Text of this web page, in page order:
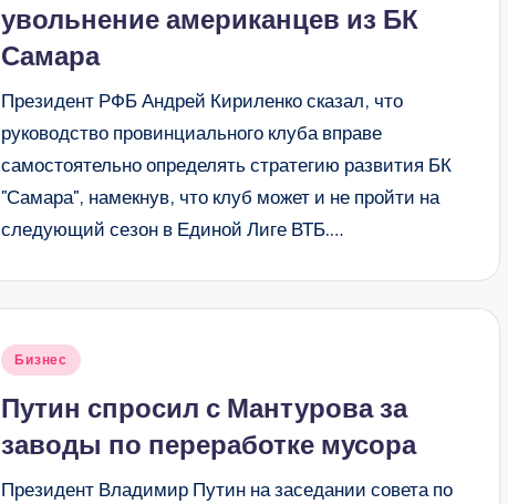
увольнение американцев из БК
Самара
Президент РФБ Андрей Кириленко сказал, что
руководство провинциального клуба вправе
самостоятельно определять стратегию развития БК
"Самара", намекнув, что клуб может и не пройти на
следующий сезон в Единой Лиге ВТБ.…
Опубликовано
Бизнес
Путин спросил с Мантурова за
заводы по переработке мусора
Президент Владимир Путин на заседании совета по